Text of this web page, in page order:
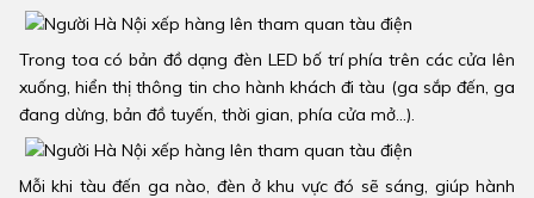
Trong toa có bản đồ dạng đèn LED bố trí phía trên các cửa lên
xuống, hiển thị thông tin cho hành khách đi tàu (ga sắp đến, ga
đang dừng, bản đồ tuyến, thời gian, phía cửa mở…).
Mỗi khi tàu đến ga nào, đèn ở khu vực đó sẽ sáng, giúp hành